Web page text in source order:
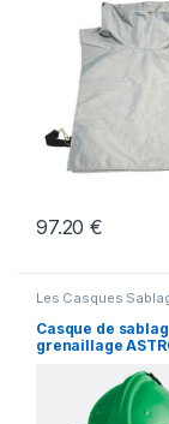
97.20€
Les Casques
Casque de
grenaillage